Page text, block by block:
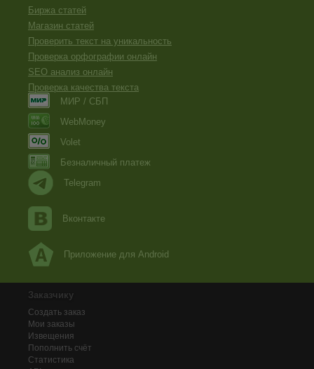
Биржа статей
Магазин статей
Проверить текст на уникальность
Проверка орфографии онлайн
SEO анализ онлайн
Проверка качества текста
МИР / СБП
WebMoney
Volet
Безналичный платеж
Telegram
Вконтакте
Приложение для Android
Заказчику
Создать заказ
Мои заказы
Извещения
Пополнить счёт
Статистика